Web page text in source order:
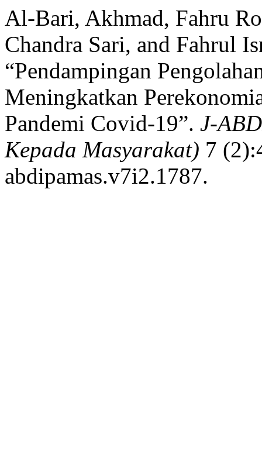
Al-Bari, Akhmad, Fahru
Chandra Sari, and Fahrul
“Pendampingan
Meningkatkan
Pandemi Covid-19”. J-
Kepada Masyarakat) 7
abdipamas.v7i2.1787.